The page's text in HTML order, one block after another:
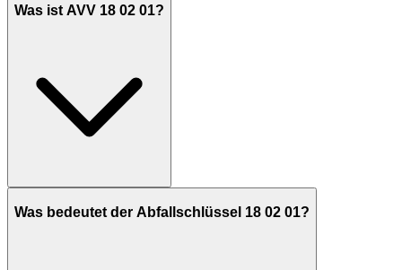
Was ist AVV 18 02 01?
Was bedeutet der Abfallschlüssel 18 02 01?